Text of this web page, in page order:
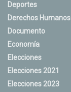
Deportes
Derechos Humanos
Documento
Economía
Elecciones
Elecciones 2021
Elecciones 2023